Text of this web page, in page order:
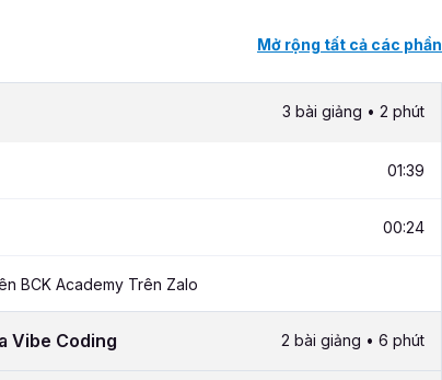
Mở rộng tất cả các phần
3 bài giảng • 2 phút
01:39
00:24
BCK Academy Trên Zalo
Vibe Coding 2 bài giảng • 6 phút